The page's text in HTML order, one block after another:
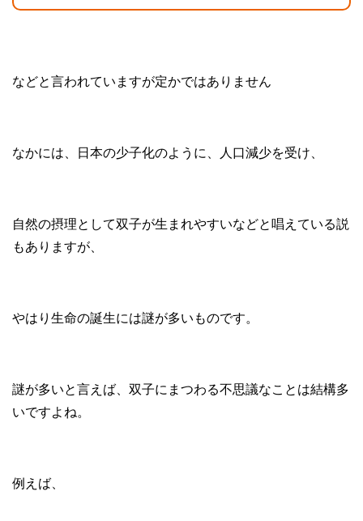
などと言われていますが定かではありません
なかには、日本の少子化のように、人口減少を受け、
自然の摂理として双子が生まれやすいなどと唱えている説
もありますが、
やはり生命の誕生には謎が多いものです。
謎が多いと言えば、双子にまつわる不思議なことは結構多
いですよね。
例えば、